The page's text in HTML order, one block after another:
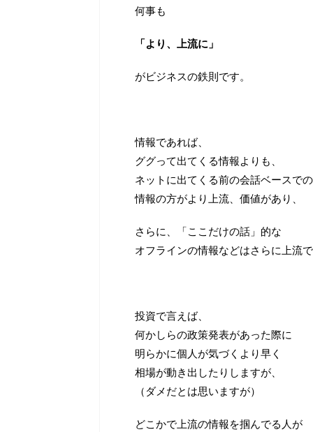
何事も
「より、上流に」
がビジネスの鉄則です。
情報であれば、
ググって出てくる情報よりも、
ネットに出てくる前の会話ベースでの
情報の方がより上流、価値があり、
さらに、「ここだけの話」的な
オフラインの情報などはさらに上流
投資で言えば、
何かしらの政策発表があった際に
明らかに個人が気づくより早く
相場が動き出したりしますが、
（ダメだとは思いますが）
どこかで上流の情報を掴んでる人が